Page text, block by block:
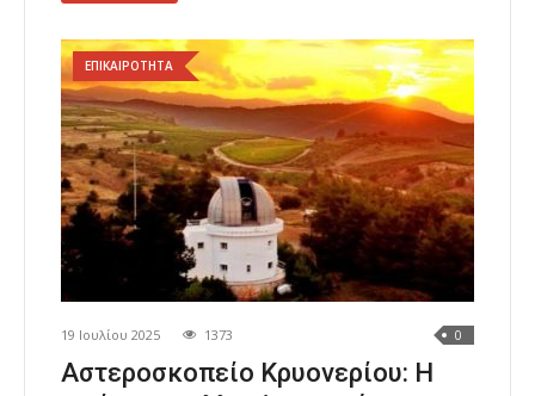
ΕΠΙΚΑΙΡΟΤΗΤΑ
19 Ιουλίου 2025 1373 0
Αστεροσκοπείο Κρυονερίου: Η